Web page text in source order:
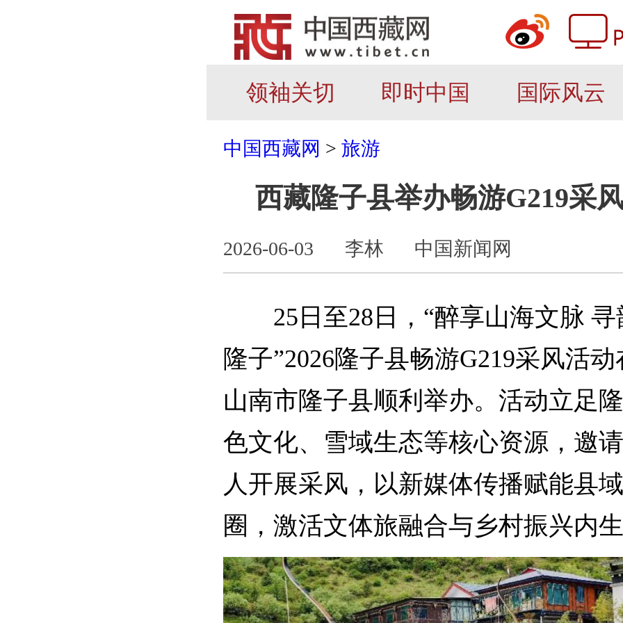
领袖关切 即时中国 国际风云
中国西藏网 > 旅游
西藏隆子县举办畅游G219采
2026-06-03 李林 中国新闻网
25日至28日，“醉享山海文脉 寻
隆子”2026隆子县畅游G219采风活
山南市隆子县顺利举办。活动立足
色文化、雪域生态等核心资源，邀
人开展采风，以新媒体传播赋能县
圈，激活文体旅融合与乡村振兴内